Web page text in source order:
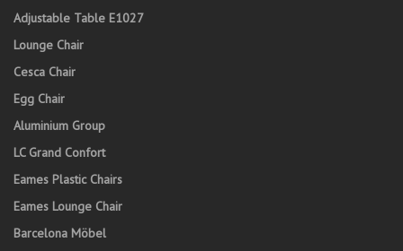
Adjustable Table E1027
Lounge Chair
Cesca Chair
Egg Chair
Aluminium Group
LC Grand Confort
Eames Plastic Chairs
Eames Lounge Chair
Barcelona Möbel